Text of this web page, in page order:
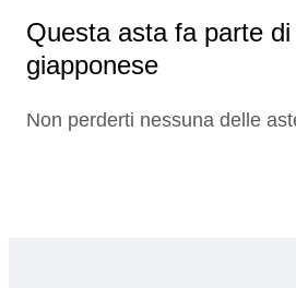
Questa asta fa parte
giapponese
Non perderti nessuna delle